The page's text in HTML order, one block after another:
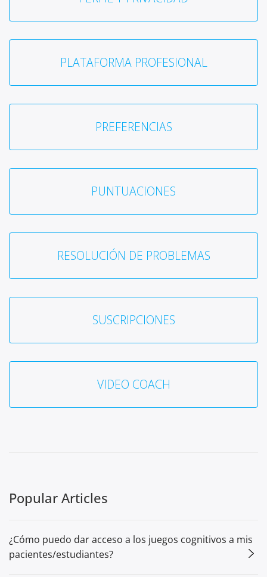
PLATAFORMA PROFESIONAL
PREFERENCIAS
PUNTUACIONES
RESOLUCIÓN DE PROBLEMAS
SUSCRIPCIONES
VIDEO COACH
Popular Articles
¿Cómo puedo dar acceso a los juegos cognitivos a mis
pacientes/estudiantes?